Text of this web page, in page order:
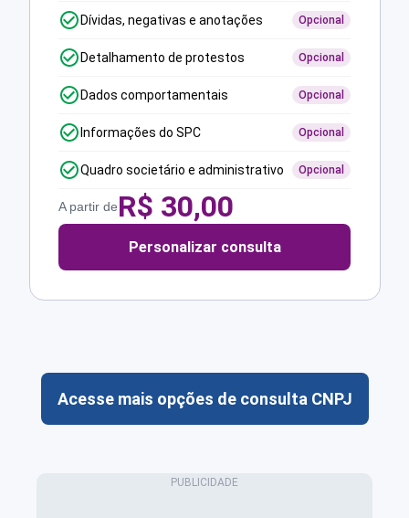
Dívidas, negativas e anotações Opcional
Detalhamento de protestos Opcional
Dados comportamentais Opcional
Informações do SPC Opcional
Quadro societário e administrativo Opcional
A partir deR$ 30,00
Personalizar consulta
Acesse mais opções de consulta CNPJ